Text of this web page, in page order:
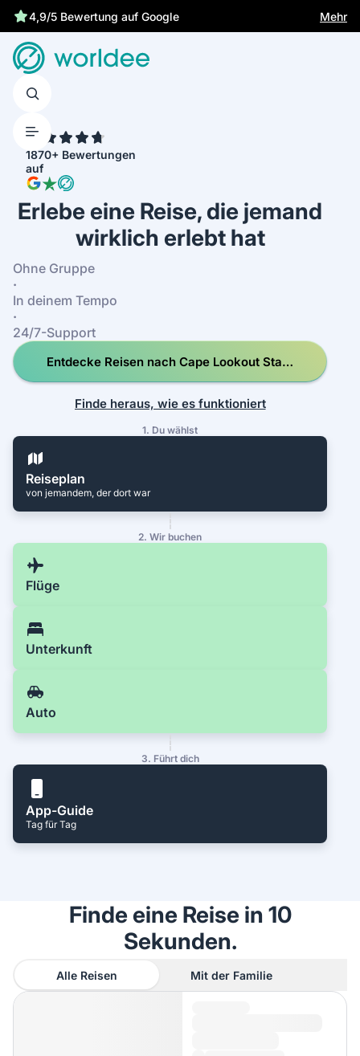
Gesetzliche Versicherung schützt dich Mehr
1870+ Bewertungen
auf
Erlebe eine Reise, die jemand
wirklich erlebt hat
Ohne Gruppe
·
In deinem Tempo
·
24/7-Support
Entdecke Reisen nach Cape Lookout State
Finde heraus, wie es funktioniert
1. Du wählst
Reiseplan
von jemandem, der dort war
2. Wir buchen
Flüge
Unterkunft
Auto
3. Führt dich
App-Guide
Tag für Tag
Finde eine Reise in 10
Sekunden.
Alle Reisen Mit der Familie